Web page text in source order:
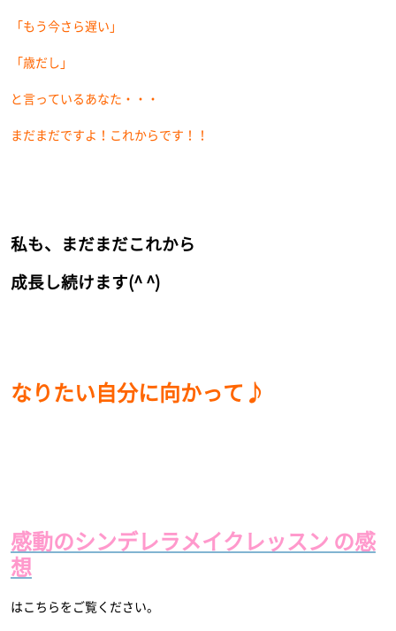
「もう今さら遅い」
「歳だし」
と言っているあなた・・・
まだまだですよ！これからです！！
私も、まだまだこれから
成長し続けます(^ ^)
なりたい自分に向かって♪
感動のシンデレラメイクレッスン の感
想
はこちらをご覧ください。